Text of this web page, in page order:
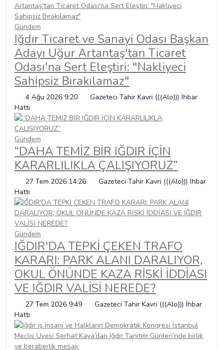
Gündem
Iğdır Ticaret ve Sanayi Odası Başkan
Adayı Uğur Artantaş'tan Ticaret
Odası'na Sert Eleştiri: "Nakliyeci
Sahipsiz Bırakılamaz"
4 Ağu 2026 9:20
Gazeteci Tahir Kavri (((Alo))) İhbar
Hattı
Gündem
“DAHA TEMİZ BİR IĞDIR İÇİN
KARARLILIKLA ÇALIŞIYORUZ”
27 Tem 2026 14:26
Gazeteci Tahir Kavri (((Alo))) İhbar
Hattı
Gündem
IĞDIR'DA TEPKİ ÇEKEN TRAFO
KARARI: PARK ALANI DARALIYOR,
OKUL ÖNÜNDE KAZA RİSKİ İDDİASI
VE IĞDIR VALİSİ NEREDE?
27 Tem 2026 9:49
Gazeteci Tahir Kavri (((Alo))) İhbar
Hattı